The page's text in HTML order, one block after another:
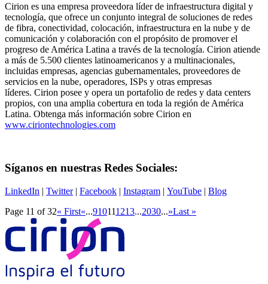
Cirion es una empresa proveedora líder de infraestructura digital y
tecnología, que ofrece un conjunto integral de soluciones de redes
de fibra, conectividad, colocación, infraestructura en la nube y de
comunicación y colaboración con el propósito de promover el
progreso de América Latina a través de la tecnología. Cirion atiende
a más de 5.500 clientes latinoamericanos y a multinacionales,
incluidas empresas, agencias gubernamentales, proveedores de
servicios en la nube, operadores, ISPs y otras empresas
líderes. Cirion posee y opera un portafolio de redes y data centers
propios, con una amplia cobertura en toda la región de América
Latina. Obtenga más información sobre Cirion en
www.ciriontechnologies.com
Síganos en nuestras Redes Sociales:
LinkedIn | Twitter| Facebook | Instagram | YouTube | Blog
Page 11 of 32« First«...910111213...2030...»Last »